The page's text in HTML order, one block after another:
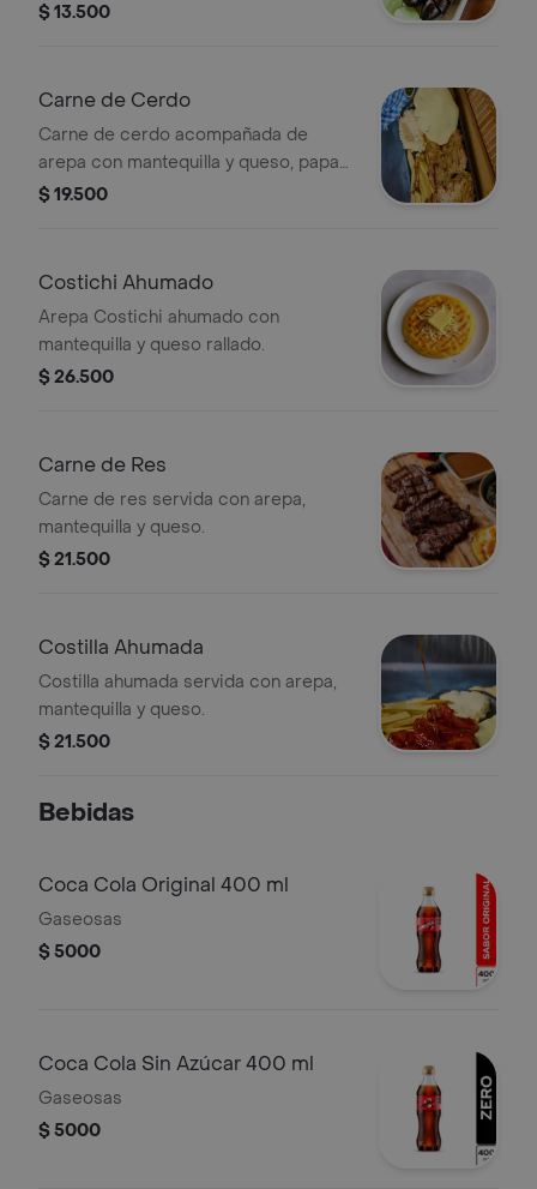
$ 13.500
Carne de Cerdo
Carne de cerdo acompañada de
arepa con mantequilla y queso, papas
fritas y ensalada.
$ 19.500
Costichi Ahumado
Arepa Costichi ahumado con
mantequilla y queso rallado.
$ 26.500
Carne de Res
Carne de res servida con arepa,
mantequilla y queso.
$ 21.500
Costilla Ahumada
Costilla ahumada servida con arepa,
mantequilla y queso.
$ 21.500
Bebidas
Coca Cola Original 400 ml
Gaseosas
$ 5000
Coca Cola Sin Azúcar 400 ml
Gaseosas
$ 5000